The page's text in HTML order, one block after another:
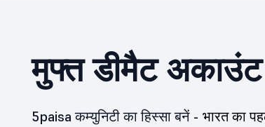
मुफ्त डीमैट
5paisa कम्युनिटी का हिस्सा बनें - भारत का